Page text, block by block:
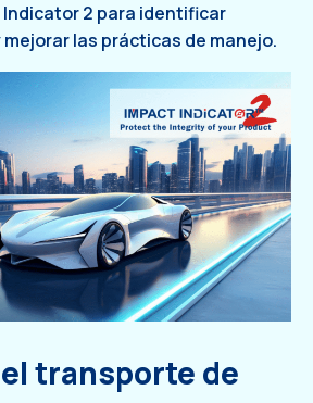
Indicator 2 para identificar
las prácticas de manejo.
transporte de